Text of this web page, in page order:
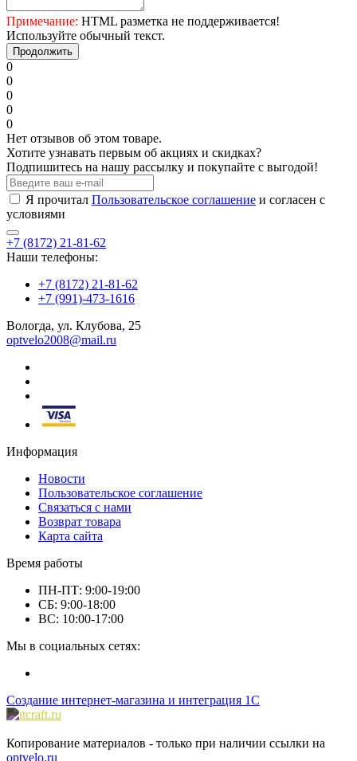
Примечание: HTML разметка не поддерживается!
Используйте обычный текст.
Продолжить
0
0
0
0
0
Нет отзывов об этом товаре.
Хотите узнавать первым об акциях и скидках?
Подпишитесь на нашу рассылку и покупайте с выгодой!
Я прочитал Пользовательское соглашение и согласен с
условиями
+7 (8172) 21-81-62
Наши телефоны:
+7 (8172) 21-81-62
+7 (991)-473-1616
Вологда, ул. Клубова, 25
optvelo2008@mail.ru
Информация
Новости
Пользовательское соглашение
Связаться с нами
Возврат товара
Карта сайта
Время работы
ПН-ПТ: 9:00-19:00
СБ: 9:00-18:00
ВС: 10:00-17:00
Мы в социальных сетях:
Создание интернет-магазина и интеграция 1С
Копирование материалов - только при наличии ссылки на
optvelo.ru